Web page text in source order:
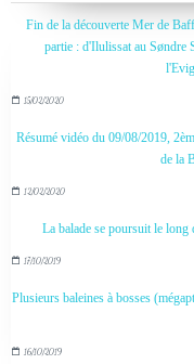
Fin de la découverte Mer de
partie : d'Ilulissat au Søndre
15/02/2020
Résumé vidéo du 09/08/2019,
de la
12/02/2020
La balade se poursuit le
17/10/2019
Plusieurs baleines à bosses
16/10/2019